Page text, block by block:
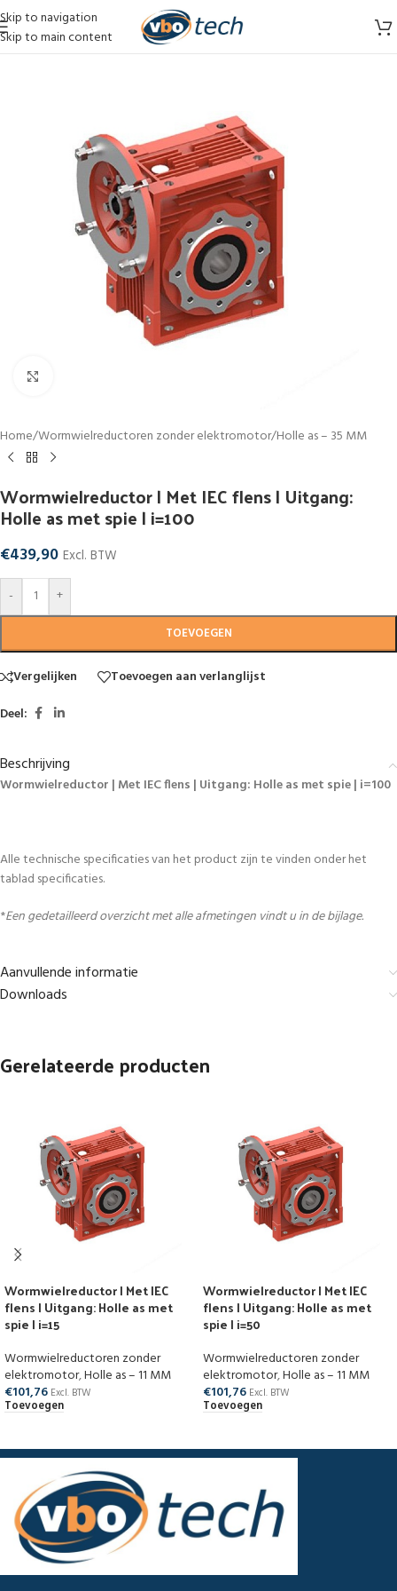
Skip to navigation
Skip to main content
Home/Wormwielreductoren zonder elektromotor/Holle as – 35 MM
Wormwielreductor | Met IEC flens | Uitgang:
Holle as met spie | i=100
€439,90 Excl. BTW
-
+
TOEVOEGEN
Vergelijken
Toevoegen aan verlanglijst
Deel:
Beschrijving
Wormwielreductor | Met IEC flens | Uitgang: Holle as met spie | i=100
Alle technische specificaties van het product zijn te vinden onder het
tablad specificaties.
*Een gedetailleerd overzicht met alle afmetingen vindt u in de bijlage.
Aanvullende informatie
Downloads
Gerelateerde producten
Wormwielreductor | Met IEC
flens | Uitgang: Holle as met
spie | i=15
Wormwielreductoren zonder
elektromotor,Holle as – 11 MM
€101,76 Excl. BTW
Toevoegen
Wormwielreductor | Met IEC
flens | Uitgang: Holle as met
spie | i=50
Wormwielreductoren zonder
elektromotor,Holle as – 11 MM
€101,76 Excl. BTW
Toevoegen